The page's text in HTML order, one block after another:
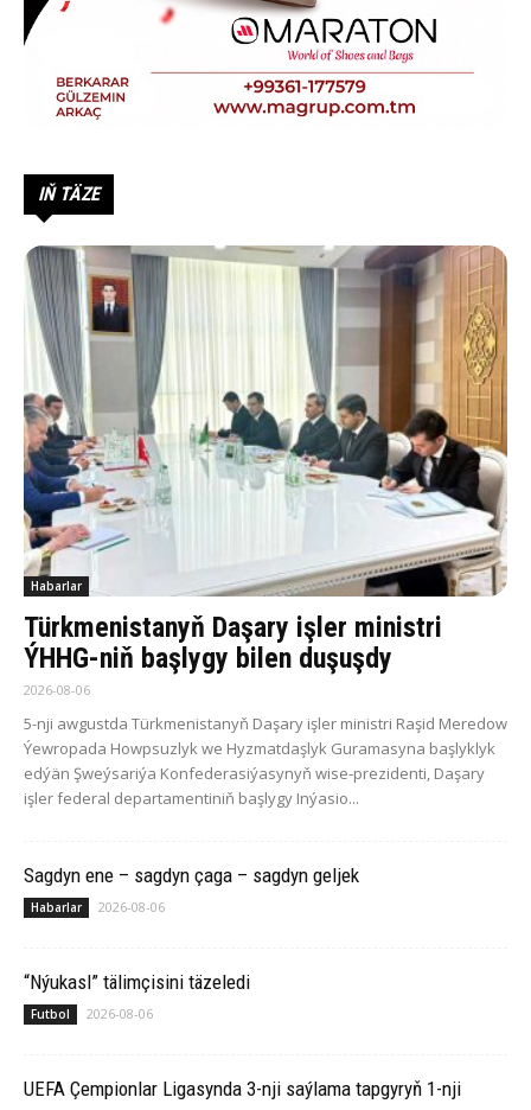
IŇ TÄZE
Habarlar
Türkmenistanyň Daşary işler ministri
ÝHHG-niň başlygy bilen duşuşdy
2026-08-06
5-nji awgustda Türkmenistanyň Daşary işler ministri Raşid Meredow
Ýewropada Howpsuzlyk we Hyzmatdaşlyk Guramasyna başlyklyk
edýän Şweýsariýa Konfederasiýasynyň wise-prezidenti, Daşary
işler federal departamentiniň başlygy Inýasio...
Sagdyn ene – sagdyn çaga – sagdyn geljek
Habarlar 2026-08-06
“Nýukasl” tälimçisini täzeledi
Futbol 2026-08-06
UEFA Çempionlar Ligasynda 3-nji saýlama tapgyryň 1-nji